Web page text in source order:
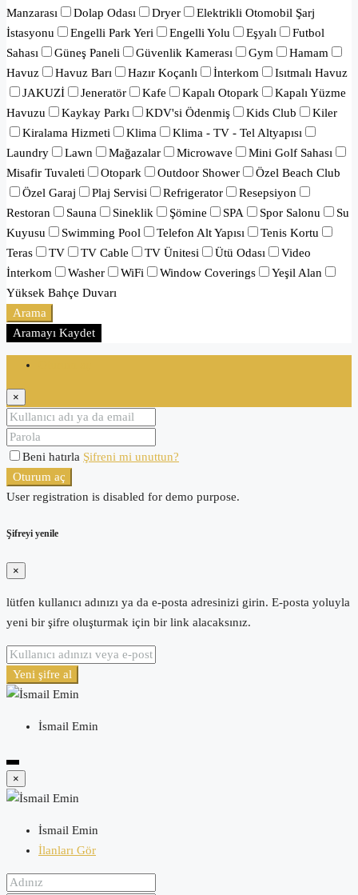
Manzarası
Dolap Odası Dryer
Elektrikli Otomobil Şarj
İstasyonu
Engelli Park Yeri Engelli Yolu Eşyalı
Futbol
Sahası
Güneş Paneli Güvenlik Kamerası Gym
Hamam
Havuz
Havuz Barı Hazır Koçanlı İnterkom
Isıtmalı Havuz
JAKUZİ
Jeneratör Kafe Kapalı Otopark
Kapalı Yüzme
Havuzu
Kaykay Parkı KDV'si Ödenmiş Kids Club
Kiler
Kiralama Hizmeti
Klima
Klima - TV - Tel Altyapısı
Laundry
Lawn Mağazalar Microwave
Mini Golf Sahası
Misafir Tuvaleti
Otopark Outdoor Shower
Özel Beach Club
Özel Garaj
Plaj Servisi Refrigerator
Resepsiyon
Restoran
Sauna Sineklik Şömine SPA Spor Salonu
Su
Kuyusu
Swimming Pool Telefon Alt Yapısı
Tenis Kortu
Teras
TV TV Cable TV Ünitesi Ütü Odası
Video
İnterkom
Washer WiFi Window Coverings
Yeşil Alan
Yüksek Bahçe Duvarı
Arama
Aramayı Kaydet
×
Beni hatırla Şifreni mi unuttun?
Oturum aç
User registration is disabled for demo purpose.
Şifreyi yenile
×
lütfen kullanıcı adınızı ya da e-posta adresinizi girin. E-posta yoluyla
yeni bir şifre oluşturmak için bir link alacaksınız.
Yeni şifre al
İsmail Emin
×
İsmail Emin
İlanları Gör